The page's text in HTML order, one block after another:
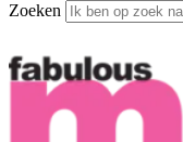
Zoeken